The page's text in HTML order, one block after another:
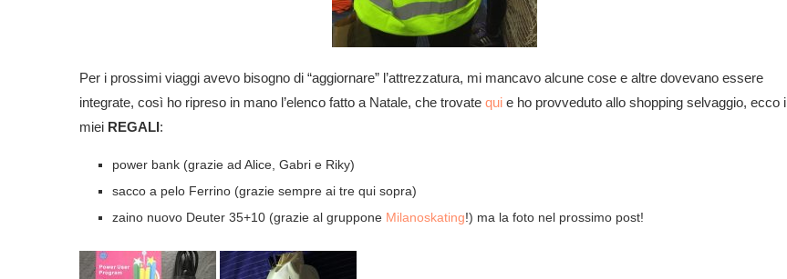
Per i prossimi viaggi avevo bisogno di “aggiornare” l’attrezzatura, mi mancavo alcune cose e altre dovevano essere
integrate, così ho ripreso in mano l’elenco fatto a Natale, che trovate qui e ho provveduto allo shopping selvaggio, ecco i
miei REGALI:
power bank (grazie ad Alice, Gabri e Riky)
sacco a pelo Ferrino (grazie sempre ai tre qui sopra)
zaino nuovo Deuter 35+10 (grazie al gruppone Milanoskating!) ma la foto nel prossimo post!